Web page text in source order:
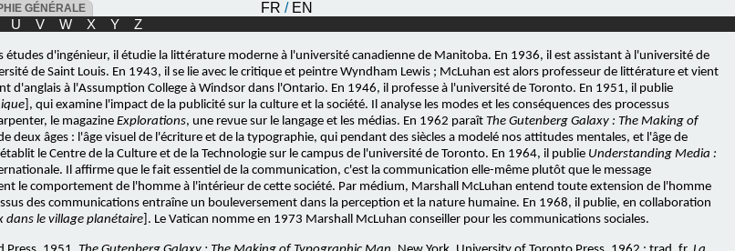
GÉNÉRALE FR / EN
U V W X Y Z